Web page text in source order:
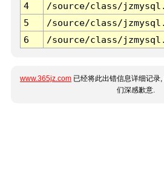
4
/source/class/
5
/source/class/
6
/source/class/
www.365jz.com 已经将此出错信息详细记录
们深感歉意.